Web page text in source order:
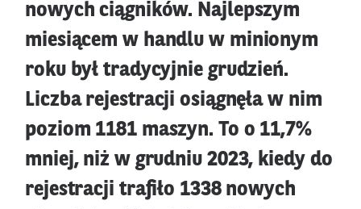
nowych ciągników. Najlepszym
miesiącem w handlu w minionym
roku był tradycyjnie grudzień.
Liczba rejestracji osiągnęła w nim
poziom 1181 maszyn. To o 11,7%
mniej, niż w grudniu 2023, kiedy do
rejestracji trafiło 1338 nowych